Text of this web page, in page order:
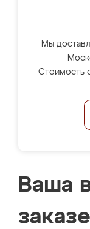
Мы
Стоимость
Ваша